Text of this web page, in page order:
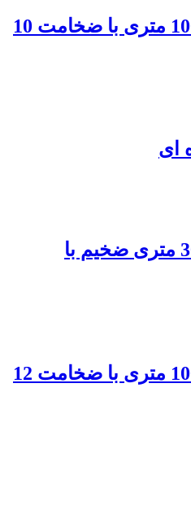
سلفون بسته بندی 1000 متری با ضخامت 10
سلفون بسته بندی 300 متری ضخیم با
سلفون بسته بندی 1000 متری با ضخامت 12